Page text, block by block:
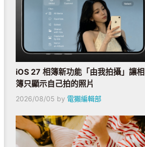
iOS 27 相簿新功能「由我拍攝」讓相
簿只顯示自己拍的照片
2026/08/05 by 電獺編輯部